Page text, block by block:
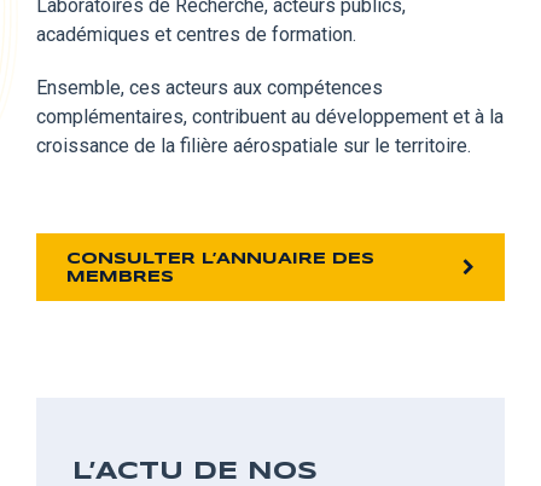
Laboratoires de Recherche, acteurs publics,
académiques et centres de formation.
Ensemble, ces acteurs aux compétences
complémentaires, contribuent au développement et à la
croissance de la filière aérospatiale sur le territoire.
CONSULTER L’ANNUAIRE DES
MEMBRES
L’ACTU DE NOS